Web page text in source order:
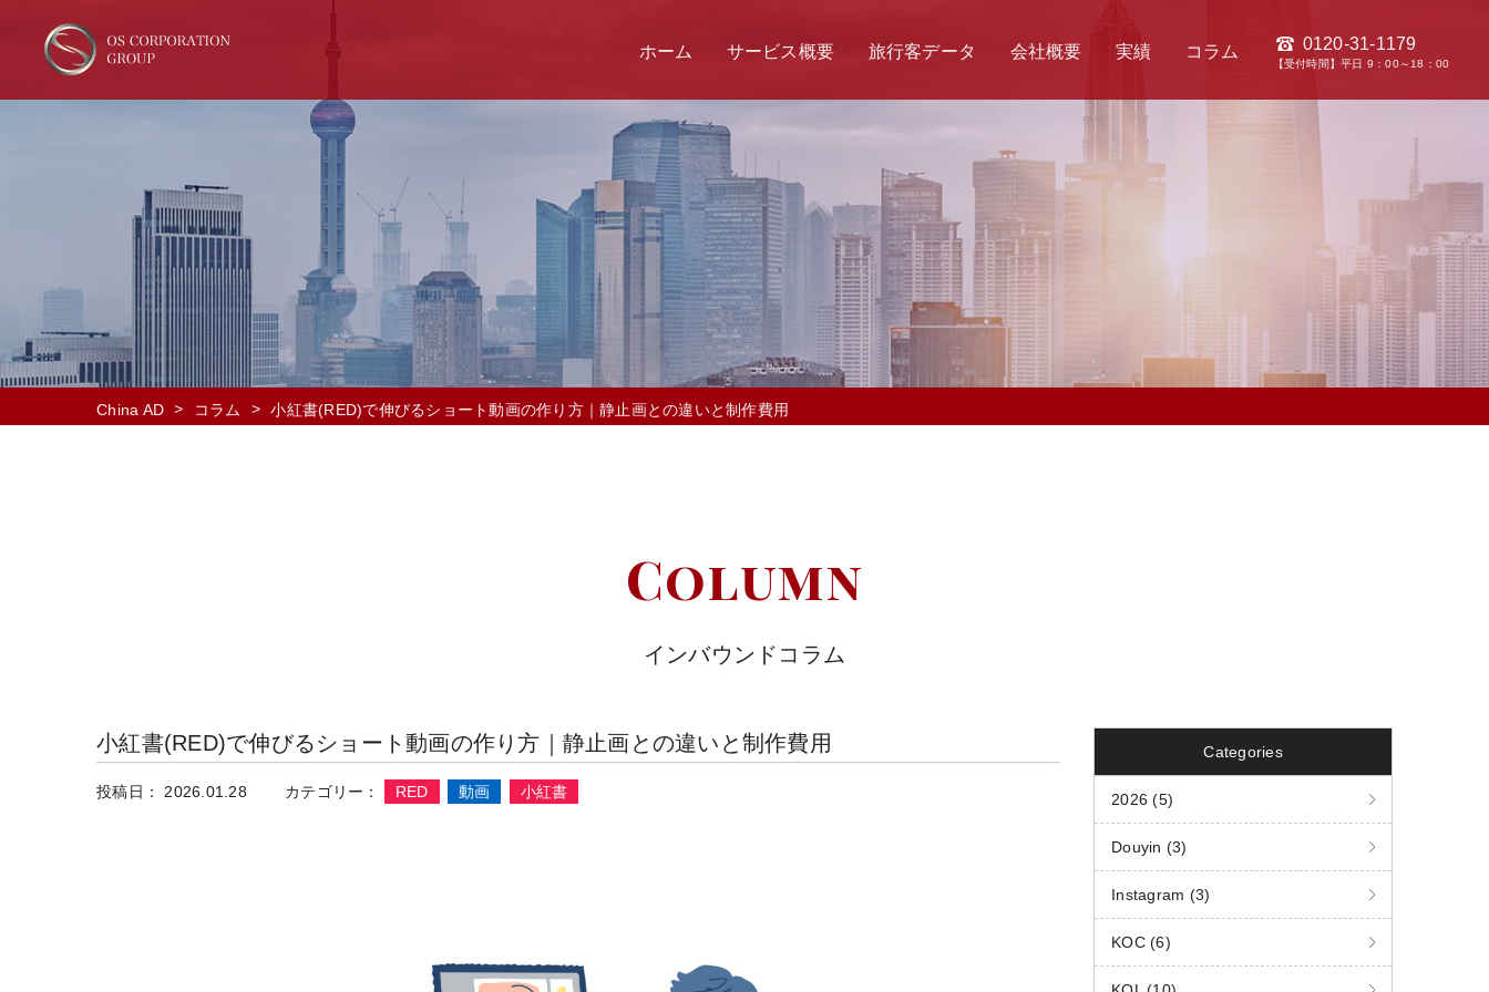
ホーム サービス概要 旅行客データ 会社概要 実績 コラム 0120-31-1179
【受付時間】平日 9：00～18：00
China AD > コラム > 小紅書(RED)で伸びるショート動画の作り方｜静止画との違いと制作費用
Column
インバウンドコラム
小紅書(RED)で伸びるショート動画の作り方｜静止画との違いと制作費用
投稿日： 2026.01.28 カテゴリー： RED 動画 小紅書
Categories
2026 (5)
Douyin (3)
Instagram (3)
KOC (6)